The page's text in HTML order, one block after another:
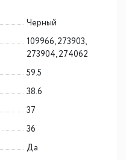
Черный
109966, 273903,
273904, 274062
59.5
38.6
37
36
Да